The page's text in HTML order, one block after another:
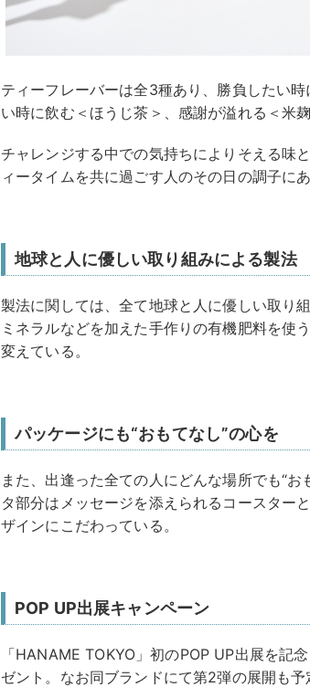
ティーフレーバーは全3種あり、勝負したい
い時に飲む＜ほうじ茶＞、感謝が溢れる＜米麹
チャレンジする中での気持ちによりそえる味
ィータイムを共に過ごす人のその日の調子に
地球と人に優しい取り組みによる製法
製法に関しては、全て地球と人に優しい取り
ミネラルなどを加えた手作りの有機肥料を使
変えている。
パッケージにも“おもてなし”の心を
また、出逢った全ての人にどんな場所でも“
タ部分はメッセージを添えられるコースター
ザインにこだわっている。
POP UP出展キャンペーン
「HANAME TOKYO」初のPOP UP出展を記
ゼント。なお同ブランドにて第2弾の展開も予